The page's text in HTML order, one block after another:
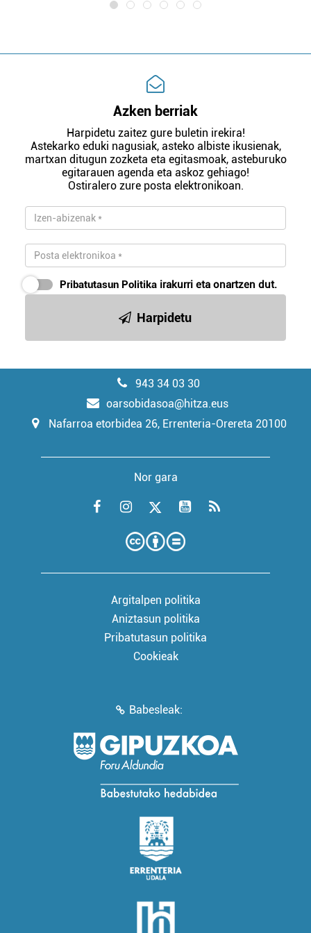
Azken berriak
Harpidetu zaitez gure buletin irekira!
Astekarko eduki nagusiak, asteko albiste ikusienak,
martxan ditugun zozketa eta egitasmoak, asteburuko
egitarauen agenda eta askoz gehiago!
Ostiralero zure posta elektronikoan.
Pribatutasun Politika irakurri eta onartzen dut.
Harpidetu
943 34 03 30
oarsobidasoa@hitza.eus
Nafarroa etorbidea 26, Errenteria-Orereta 20100
Nor gara
Argitalpen politika
Aniztasun politika
Pribatutasun politika
Cookieak
Babesleak: